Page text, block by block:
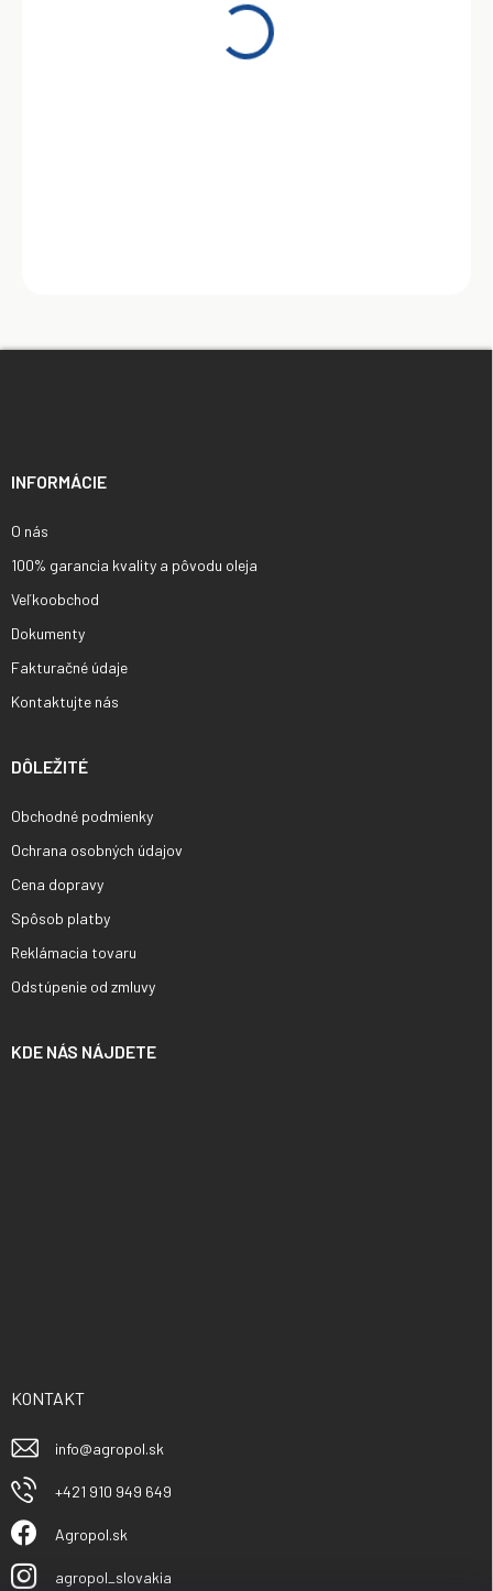
INFORMÁCIE
O nás
100% garancia kvality a pôvodu oleja
Veľkoobchod
Dokumenty
Fakturačné údaje
Kontaktujte nás
DÔLEŽITÉ
Obchodné podmienky
Ochrana osobných údajov
Cena dopravy
Spôsob platby
Reklámacia tovaru
Odstúpenie od zmluvy
KDE NÁS NÁJDETE
KONTAKT
info@agropol.sk
+421 910 949 649
Agropol.sk
agropol_slovakia